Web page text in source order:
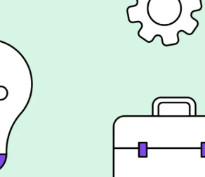
og VSME:
din
fra
kunder